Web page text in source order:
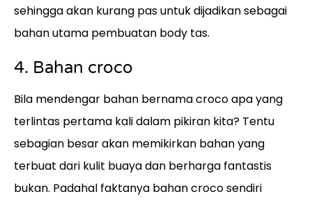
sehingga akan kurang pas untuk dijadikan sebagai
bahan utama pembuatan body tas.
4. Bahan croco
Bila mendengar bahan bernama croco apa yang
terlintas pertama kali dalam pikiran kita? Tentu
sebagian besar akan memikirkan bahan yang
terbuat dari kulit buaya dan berharga fantastis
bukan. Padahal faktanya bahan croco sendiri